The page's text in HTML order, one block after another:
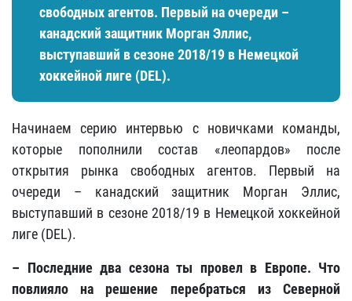
свободных агентов. Первый на очереди –
канадский защитник Морган Эллис,
выступавший в сезоне 2018/19 в Немецкой
хоккейной лиге (DEL).
Начинаем серию интервью с новичками команды,
которые пополнили состав «леопардов» после
открытия рынка свободных агентов. Первый на
очереди – канадский защитник Морган Эллис,
выступавший в сезоне 2018/19 в Немецкой хоккейной
лиге (DEL).
– Последние два сезона ты провел в Европе. Что
повлияло на решение перебраться из Северной